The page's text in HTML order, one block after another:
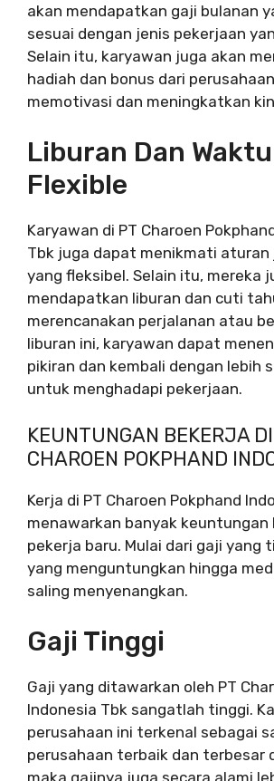
akan mendapatkan gaji bulanan
sesuai dengan jenis pekerjaan
Selain itu, karyawan juga akan
hadiah dan bonus dari
memotivasi dan meningkatkan
Liburan Dan
Flexible
Karyawan di PT Charoen
Tbk juga dapat menikmati aturan
yang fleksibel. Selain itu, mereka
mendapatkan liburan dan cuti
merencanakan perjalanan atau
liburan ini, karyawan dapat
pikiran dan kembali dengan lebih
untuk menghadapi pekerjaan.
KEUNTUNGAN BEKERJA
CHAROEN POKPHAND
Kerja di PT Charoen Pokphand
menawarkan banyak keuntungan
pekerja baru. Mulai dari gaji yang
yang menguntungkan hingga
saling menyenangkan.
Gaji Tinggi
Gaji yang ditawarkan oleh PT
Indonesia Tbk sangatlah tinggi.
perusahaan ini terkenal sebagai
perusahaan terbaik dan terbesar